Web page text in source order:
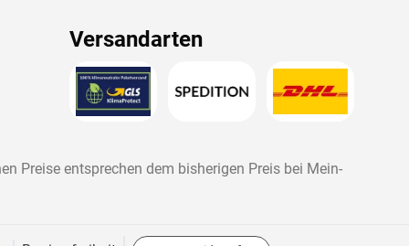
Versandarten
Preise entsprechen dem bisherigen Preis bei Mein-